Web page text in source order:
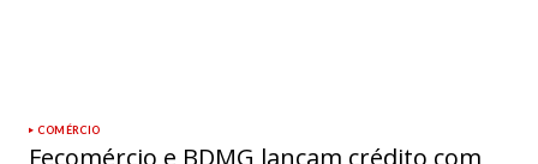
COMÉRCIO
Fecomércio e BDMG lançam crédito com